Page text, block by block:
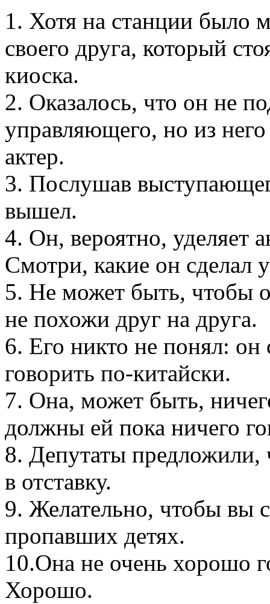
1. Хотя на станции было
своего друга, который
киоска.
2. Оказалось, что он не
управляющего, но из
актер.
3. Послушав
вышел.
4. Он, вероятно, уделяет
Смотри, какие он сделал
5. Не может быть, чтобы
не похожи друг на друга.
6. Его никто не понял:
говорить по-китайски.
7. Она, может быть,
должны ей пока ничего
8. Депутаты
в отставку.
9. Желательно, чтобы вы
пропавших детях.
10.Она не очень хорошо
Хорошо.